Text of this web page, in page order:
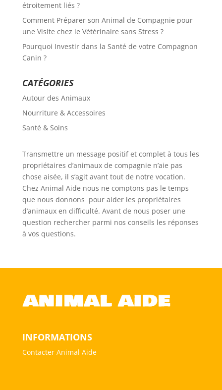
étroitement liés ?
Comment Préparer son Animal de Compagnie pour
une Visite chez le Vétérinaire sans Stress ?
Pourquoi Investir dans la Santé de votre Compagnon
Canin ?
CATÉGORIES
Autour des Animaux
Nourriture & Accessoires
Santé & Soins
Transmettre un message positif et complet à tous les
propriétaires d’animaux de compagnie n’aie pas
chose aisée, il s’agit avant tout de notre vocation.
Chez Animal Aide nous ne comptons pas le temps
que nous donnons pour aider les propriétaires
d’animaux en difficulté. Avant de nous poser une
question rechercher parmi nos conseils les réponses
à vos questions.
INFORMATIONS
Contacter Animal Aide